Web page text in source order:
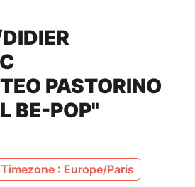
PASTORINO
BE-POP"
Timezone : Europe/Paris